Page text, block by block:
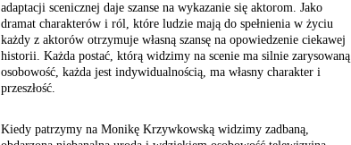
adaptacji scenicznej daje szanse na wykazanie się aktorom. Jako
dramat charakterów i ról, które ludzie mają do spełnienia w życiu
każdy z aktorów otrzymuje własną szansę na opowiedzenie ciekawej
historii. Każda postać, którą widzimy na scenie ma silnie zarysowaną
osobowość, każda jest indywidualnością, ma własny charakter i
przeszłość.
Kiedy patrzymy na Monikę Krzywkowską widzimy zadbaną,